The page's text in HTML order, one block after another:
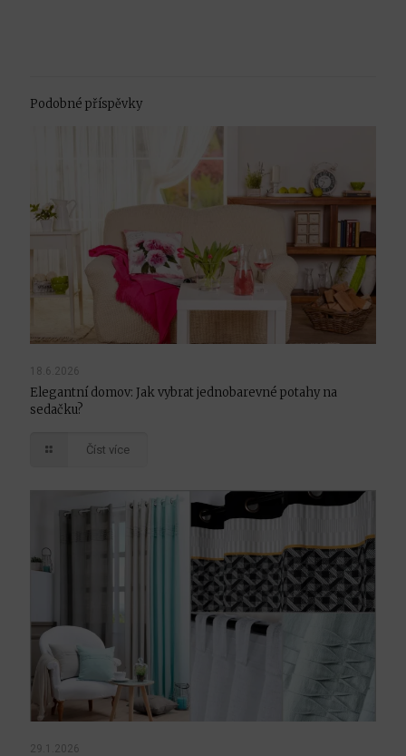
Podobné příspěvky
18.6.2026
Elegantní domov: Jak vybrat jednobarevné potahy na
sedačku?
Číst více
29.1.2026